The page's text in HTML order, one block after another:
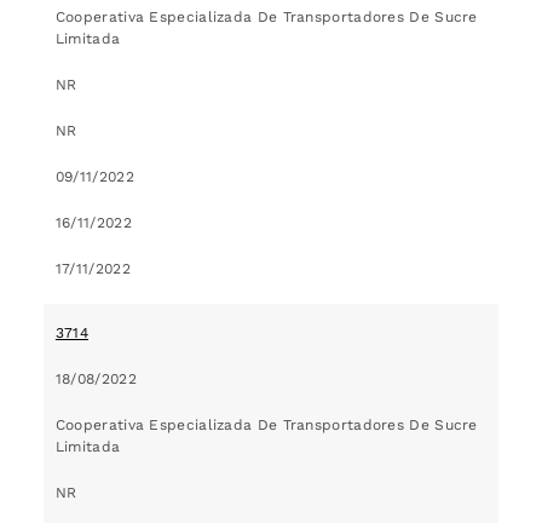
Cooperativa Especializada De Transportadores De Sucre
Limitada
NR
NR
09/11/2022
16/11/2022
17/11/2022
3714
18/08/2022
Cooperativa Especializada De Transportadores De Sucre
Limitada
NR